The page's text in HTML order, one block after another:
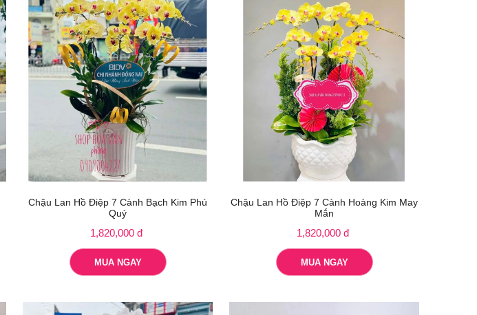
Chậu Lan Hồ Điệp 7 Cành Bạch Kim Phú
Quý
1,820,000 đ
MUA NGAY
Chậu Lan Hồ Điệp 7 Cành Hoàng Kim May
Mắn
1,820,000 đ
MUA NGAY